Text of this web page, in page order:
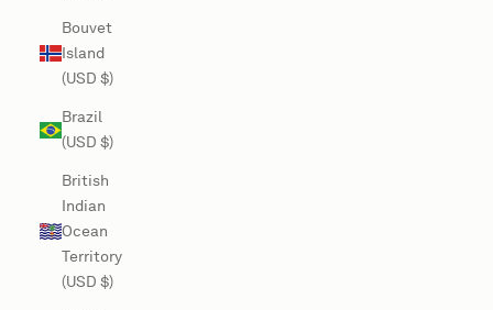
Bouvet
Island
(USD $)
Brazil
(USD $)
British
Indian
Ocean
Territory
(USD $)